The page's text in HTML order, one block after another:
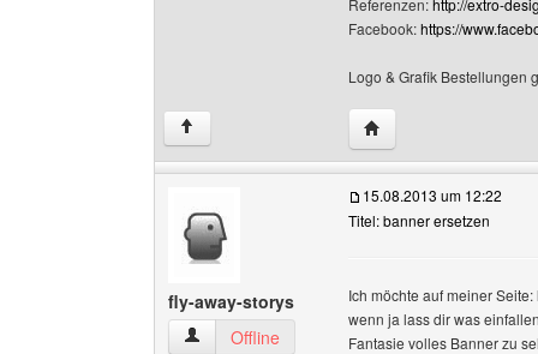
Referenzen:http://extro-
Facebook:https://
Logo & Grafik Bestellungen
↑ Website dieses
fly-away-storys
fly-away-storys Benutzer-Profile anzeigen
Offline
15.08.2013 um 12:22
Titel: banner ersetzen
Ich möchte auf meiner Seite:
wenn ja lass dir was
Fantasie volles Banner zu